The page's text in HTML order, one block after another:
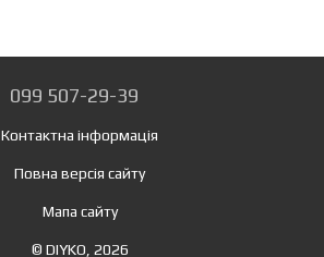
099 507-29-39
Контактна інформація
Повна версія сайту
Мапа сайту
© DIYKO, 2026